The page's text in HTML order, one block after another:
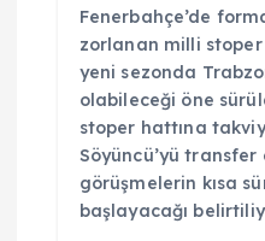
Fenerbahçe’de
zorlanan milli stoper
yeni sezonda
olabileceği öne
stoper hattına
Söyüncü’yü
görüşmelerin kısa
başlayacağı